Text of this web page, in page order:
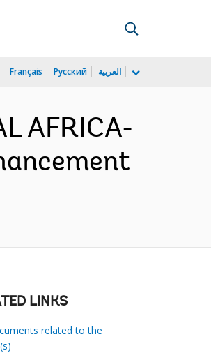
Français Русский العربية
AFRICA-
LINKS
related to the